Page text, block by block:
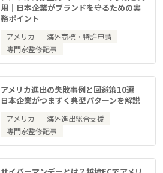
用｜日本企業がブランドを守るための実
務ポイント
アメリカ
海外商標・特許申請
専門家監修記事
アメリカ進出の失敗事例と回避策10選｜
日本企業がつまずく典型パターンを解説
アメリカ
海外進出総合支援
専門家監修記事